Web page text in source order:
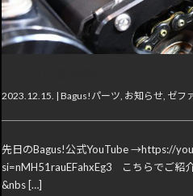
2023.12.15. | Bagus!パーツ, お知らせ, ゼフ
先日のBagus!公式YouTube →https://
si=nMH51rauEFahxEg3 こちらでご紹
&nbs […]